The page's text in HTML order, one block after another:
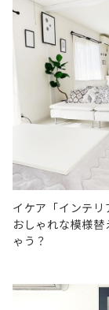
イケア「インテリ
おしゃれな模様替
ゃう？